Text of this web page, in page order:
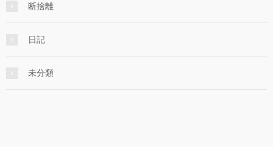
断捨離
日記
未分類